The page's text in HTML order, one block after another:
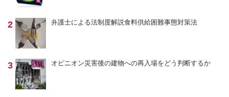
2 弁護士による法制度解説食料供給困難事態対策法
3 オピニオン災害後の建物への再入場をどう判断するか